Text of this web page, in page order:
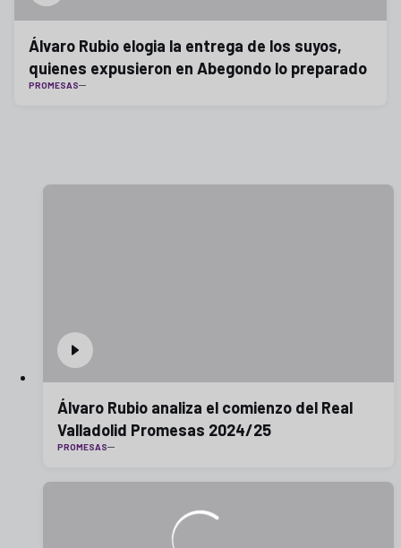
Álvaro Rubio elogia la entrega de los suyos,
quienes expusieron en Abegondo lo preparado
PROMESAS
Álvaro Rubio analiza el comienzo del Real
Valladolid Promesas 2024/25
PROMESAS